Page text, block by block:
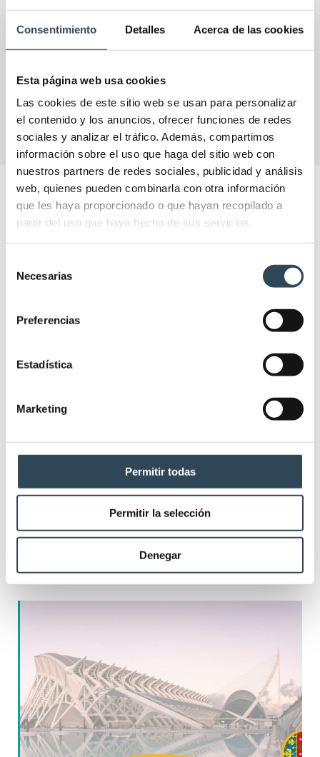
Consentimiento Detalles Acerca de las cookies
Esta página web usa cookies
Las cookies de este sitio web se usan para personalizar
el contenido y los anuncios, ofrecer funciones de redes
sociales y analizar el tráfico. Además, compartimos
información sobre el uso que haga del sitio web con
nuestros partners de redes sociales, publicidad y análisis
web, quienes pueden combinarla con otra información
que les haya proporcionado o que hayan recopilado a
partir del uso que haya hecho de sus servicios.
Necesarias
Preferencias
Estadística
Marketing
Permitir todas
Permitir la selección
Denegar
NOTICIAS IFSES
Las últimas actualizaciones y novedades en el
sector para que puedas enriquecer tu experiencia